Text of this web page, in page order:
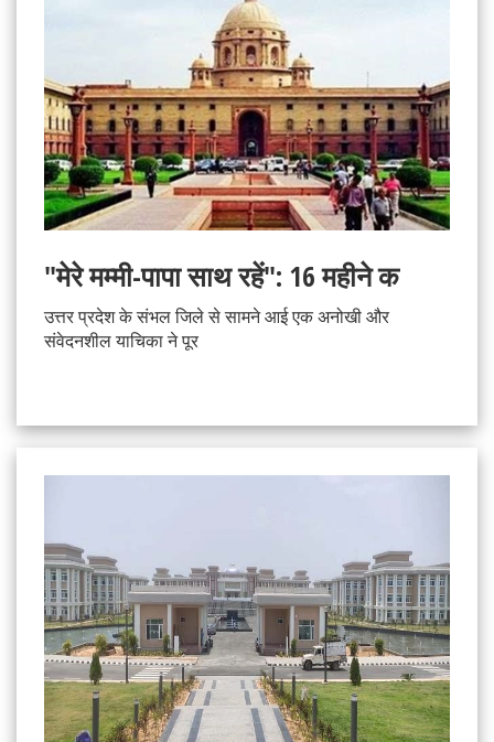
"मेरे मम्मी-पापा साथ रहें": 16 महीने क
उत्तर प्रदेश के संभल जिले से सामने आई एक अनोखी और
संवेदनशील याचिका ने पूर